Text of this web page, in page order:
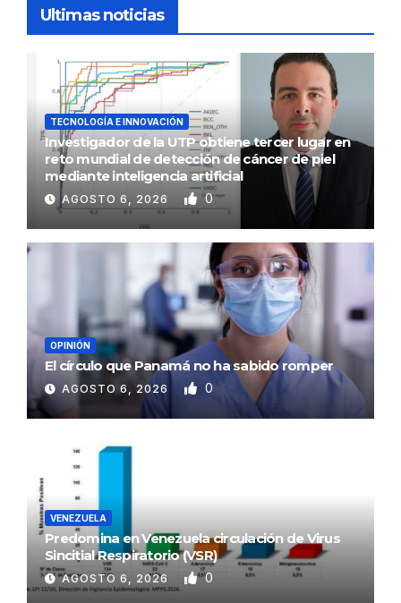
Ultimas noticias
TECNOLOGÍA E INNOVACIÓN
Investigador de la UTP obtiene tercer lugar en
reto mundial de detección de cáncer de piel
mediante inteligencia artificial
AGOSTO 6, 2026 0
OPINIÓN
El círculo que Panamá no ha sabido romper
AGOSTO 6, 2026 0
VENEZUELA
Predomina en Venezuela circulación de Virus
Sincitial Respiratorio (VSR)
AGOSTO 6, 2026 0